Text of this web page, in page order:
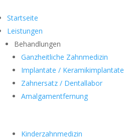
Startseite
Leistungen
Behandlungen
Ganzheitliche Zahnmedizin
Implantate / Keramikimplantate
Zahnersatz / Dentallabor
Amalgamentfernung
Kinderzahnmedizin